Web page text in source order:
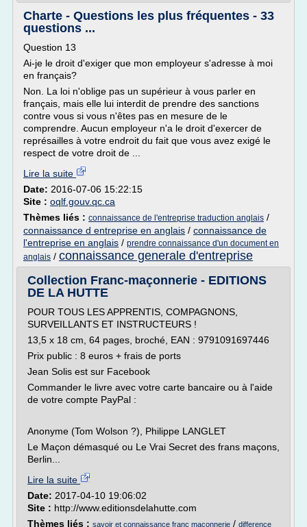
Charte - Questions les plus fréquentes - 33
questions ...
Question 13
Ai-je le droit d'exiger que mon employeur s'adresse à moi
en français?
Non. La loi n'oblige pas un supérieur à vous parler en
français, mais elle lui interdit de prendre des sanctions
contre vous si vous n'êtes pas en mesure de le
comprendre. Aucun employeur n'a le droit d'exercer de
représailles à votre endroit du fait que vous avez exigé le
respect de votre droit de ...
Lire la suite
Date: 2016-07-06 15:22:15
Site : oqlf.gouv.qc.ca
Thèmes liés : connaissance de l'entreprise traduction anglais /
connaissance d entreprise en anglais / connaissance de
l'entreprise en anglais / prendre connaissance d'un document en
anglais / connaissance generale d'entreprise
Collection Franc-maçonnerie - EDITIONS
DE LA HUTTE
POUR TOUS LES APPRENTIS, COMPAGNONS,
SURVEILLANTS ET INSTRUCTEURS !
13,5 x 18 cm, 64 pages, broché, EAN : 9791091697446
Prix public : 8 euros + frais de ports
Jean Solis est sur Facebook
Commander le livre avec votre carte bancaire ou à l'aide
de votre compte PayPal :
Anonyme (Tom Wolson ?), Philippe LANGLET
Le Maçon démasqué ou Le Vrai Secret des frans maçons,
Berlin...
Lire la suite
Date: 2017-04-10 19:06:02
Site : http://www.editionsdelahutte.com
Thèmes liés : savoir et connaissance franc maconnerie / difference